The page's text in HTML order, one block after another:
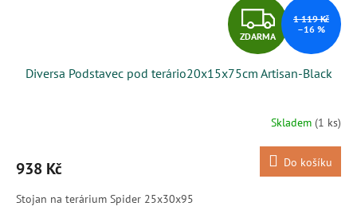
Z
D
A
R
M
A
ZDARMA
1 119 Kč
–16 %
Diversa Podstavec pod terário20x15x75cm Artisan-Black
Skladem (1 ks)
938 Kč Do košíku
Stojan na terárium Spider 25x30x95